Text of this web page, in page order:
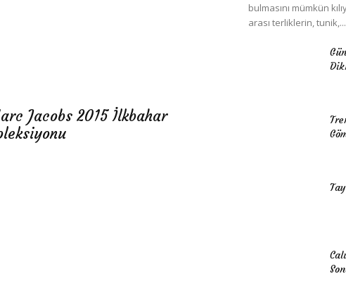
Jacobs 2015 İlkbahar
bulmasını mümkün
arası terliklerin, tunik,...